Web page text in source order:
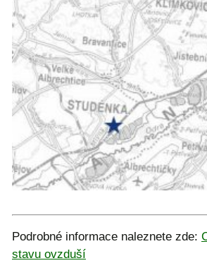
Podrobné informace naleznete zde:
stavu ovzduší